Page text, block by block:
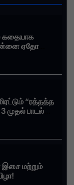
கதையாக
என்னை ஏதோ
!
“ரத்தத்த
3 முதல் பாடல்
இசை மற்றும்